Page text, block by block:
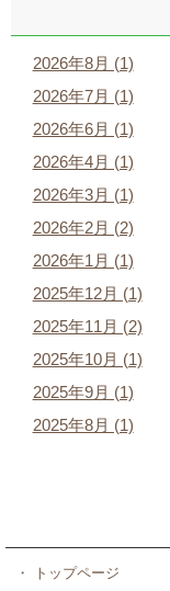
2026年8月 (1)
2026年7月 (1)
2026年6月 (1)
2026年4月 (1)
2026年3月 (1)
2026年2月 (2)
2026年1月 (1)
2025年12月 (1)
2025年11月 (2)
2025年10月 (1)
2025年9月 (1)
2025年8月 (1)
・
トップページ